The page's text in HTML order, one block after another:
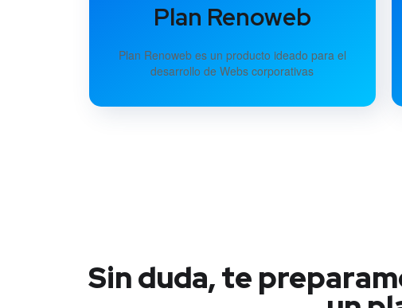
Plan Renoweb
Plan Renoweb es un producto ideado para el
desarrollo de Webs corporativas
Sin duda, te